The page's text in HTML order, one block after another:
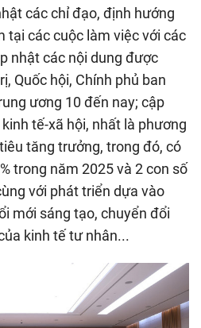
các chỉ đạo, định hướng
tại các cuộc làm việc với các
nhật các nội dung được
Quốc hội, Chính phủ ban
ương 10 đến nay; cập
tế-xã hội, nhất là phương
tăng trưởng, trong đó, có
trong năm 2025 và 2 con số
với phát triển dựa vào
mới sáng tạo, chuyển đổi
kinh tế tư nhân...